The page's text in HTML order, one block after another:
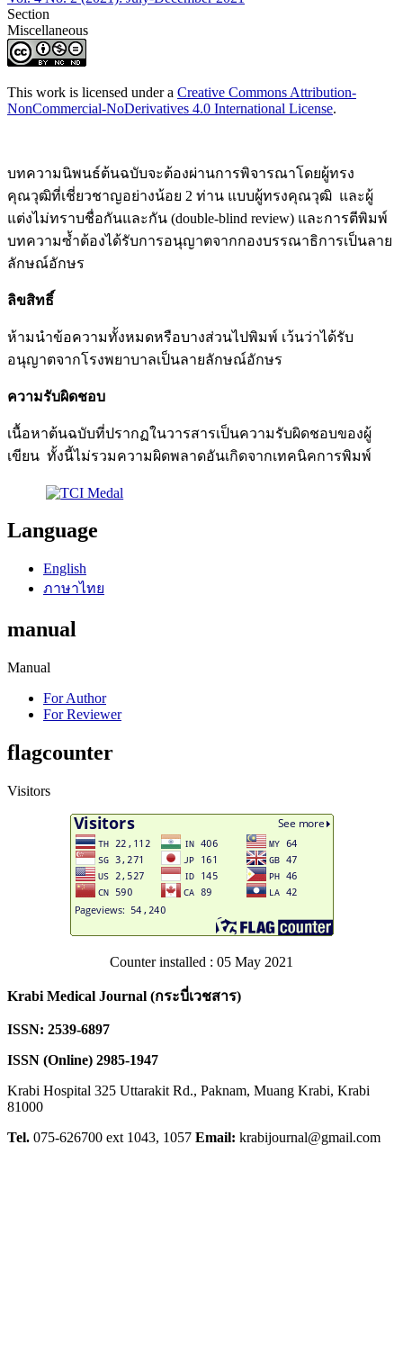
Section
Miscellaneous
This work is licensed under a Creative Commons Attribution-
NonCommercial-NoDerivatives 4.0 International License.
บทความนิพนธ์ต้นฉบับจะต้องผ่านการพิจารณาโดยผู้ทรง
คุณวุฒิที่เชี่ยวชาญอย่างน้อย 2 ท่าน แบบผู้ทรงคุณวุฒิ และผู้
แต่งไม่ทราบชื่อกันและกัน (double-blind review) และการตีพิมพ์
บทความซ้ำต้องได้รับการอนุญาตจากกองบรรณาธิการเป็นลาย
ลักษณ์อักษร
ลิขสิทธิ์
ห้ามนำข้อความทั้งหมดหรือบางส่วนไปพิมพ์ เว้นว่าได้รับ
อนุญาตจากโรงพยาบาลเป็นลายลักษณ์อักษร
ความรับผิดชอบ
เนื้อหาต้นฉบับที่ปรากฏในวารสารเป็นความรับผิดชอบของผู้
เขียน ทั้งนี้ไม่รวมความผิดพลาดอันเกิดจากเทคนิคการพิมพ์
Language
English
ภาษาไทย
manual
Manual
For Author
For Reviewer
flagcounter
Visitors
Counter installed : 05 May 2021
Krabi Medical Journal (กระบี่เวชสาร)
ISSN: 2539-6897
ISSN (Online) 2985-1947
Krabi Hospital 325 Uttarakit Rd., Paknam, Muang Krabi, Krabi
81000
Tel. 075-626700 ext 1043, 1057 Email: krabijournal@gmail.com